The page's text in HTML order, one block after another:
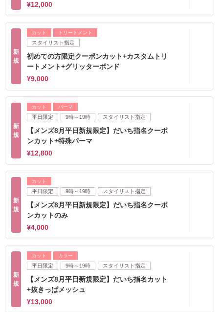
¥12,000
新
規
カット トリートメント
スタイリスト指定
初めての方限定クーポンカット+カスタムトリ
ートメント+グリッターボンド
¥9,000
新
規
カット パーマ
平日限定 9時～19時 スタイリスト指定
【メンズ8月平日新規限定】だいち指名クーポ
ンカット+特殊パーマ
¥12,800
新
規
カット
平日限定 9時～19時 スタイリスト指定
【メンズ8月平日新規限定】だいち指名クーポ
ンカットのみ
¥4,000
新
規
カット カラー
平日限定 9時～19時 スタイリスト指定
【メンズ8月平日新規限定】だいち指名カット
+抜きっぱメッシュ
¥13,000